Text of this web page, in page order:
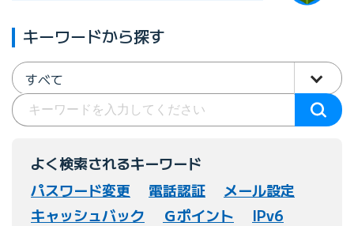
キーワードから探す
すべて
よく検索されるキーワード
パスワード変更
電話認証
メール設定
キャッシュバック
Ｇポイント
IPv6